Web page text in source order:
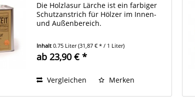
Die Holzlasur Lärche ist ein farbiger
Schutzanstrich für Hölzer im Innen-
und Außenbereich.
Inhalt0.75 Liter(31,87 € * / 1 Liter)
ab 23,90 € *
Vergleichen Merken